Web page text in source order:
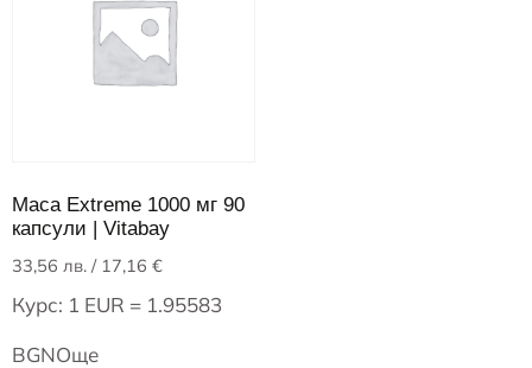
Maca Extreme 1000 мг 90
капсули | Vitabay
33,56 лв. / 17,16 €
Курс: 1 EUR = 1.95583
BGNОще